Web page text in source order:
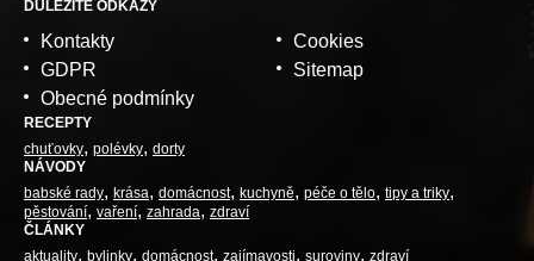
DŮLEŽITÉ ODKAZY
Kontakty
GDPR
Obecné podmínky
Cookies
Sitemap
RECEPTY
chuťovky polévky dorty
NÁVODY
babské rady krása domácnost kuchyně péče o tělo tipy a triky
pěstování vaření zahrada
zdraví
ČLÁNKY
aktuality bylinky domácnost zajímavosti suroviny zdraví